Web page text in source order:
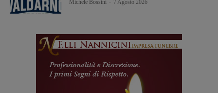
Michele Bossini 7 Agosto 2026